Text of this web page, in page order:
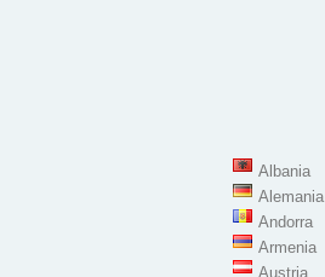
Albania
Alemania
Andorra
Armenia
Austria